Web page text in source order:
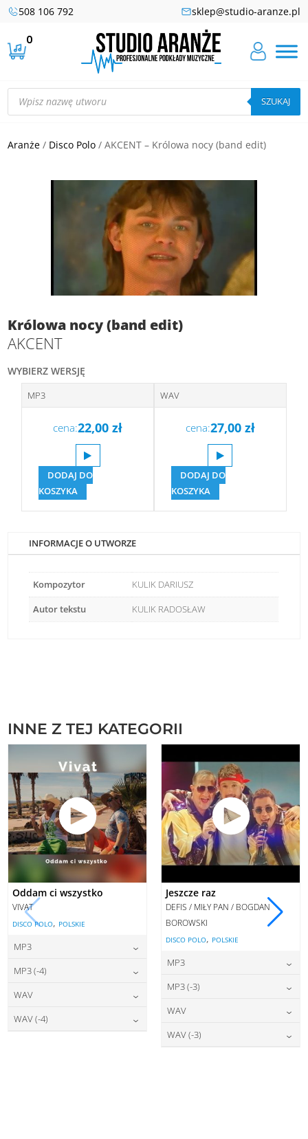
508 106 792 sklep@studio-aranze.pl
0
Wyszukiwarka
produktów SZUKAJ
Aranże / Disco Polo / AKCENT – Królowa nocy (band edit)
Królowa nocy (band edit)
AKCENT
WYBIERZ WERSJĘ
MP3
cena:22,00zł
DODAJ DO
KOSZYKA
WAV
cena:27,00 zł
DODAJ DO
KOSZYKA
INFORMACJE O UTWORZE
Kompozytor
KULIK DARIUSZ
Autor tekstu
KULIK RADOSŁAW
INNE Z TEJ KATEGORII
Oddam ci wszystko
VIVAT
DISCO POLO, POLSKIE
MP3
cena:
DODAJ DO KOSZYKA
MP3 (-4)
DODAJ DO KOSZYKA
WAV
cena:
WAV (-4)
Jeszcze raz
DEFIS / MIŁY PAN / BOGDAN
BOROWSKI
DISCO POLO, POLSKIE
MP3
cena:
DODAJ DO KOSZYKA
MP3 (-3)
DODAJ DO KOSZYKA
WAV
cena:
WAV (-3)